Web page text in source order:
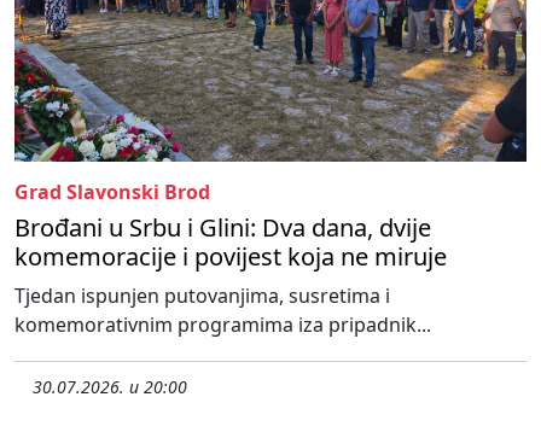
Grad Slavonski Brod
Brođani u Srbu i Glini: Dva dana, dvije
komemoracije i povijest koja ne miruje
Tjedan ispunjen putovanjima, susretima i
komemorativnim programima iza pripadnik...
30.07.2026. u 20:00